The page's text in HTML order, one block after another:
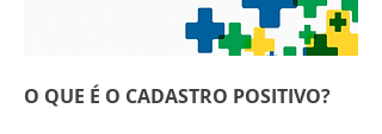
O QUE É O CADASTRO POSITIVO?